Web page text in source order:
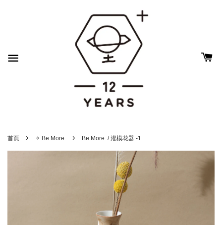
首頁 › ✧ Be More. › Be More. / 灌模花器 -1